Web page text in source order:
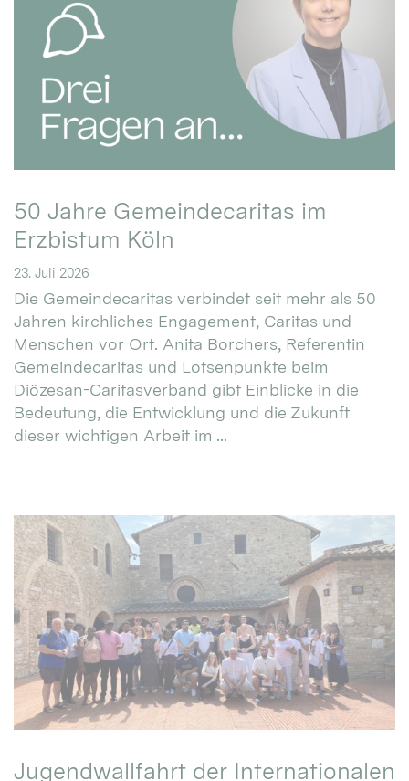
50 Jahre Gemeindecaritas im
Erzbistum Köln
23. Juli 2026
Die Gemeindecaritas verbindet seit mehr als 50
Jahren kirchliches Engagement, Caritas und
Menschen vor Ort. Anita Borchers, Referentin
Gemeindecaritas und Lotsenpunkte beim
Diözesan-Caritasverband gibt Einblicke in die
Bedeutung, die Entwicklung und die Zukunft
dieser wichtigen Arbeit im ...
Jugendwallfahrt der Internationalen